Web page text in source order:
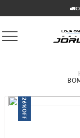
26%
OFF